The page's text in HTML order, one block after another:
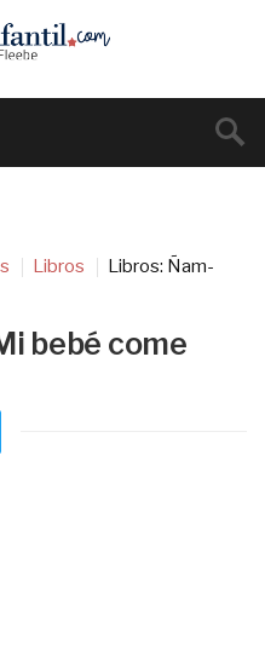
Libros
Libros: Ñam-
bebé come